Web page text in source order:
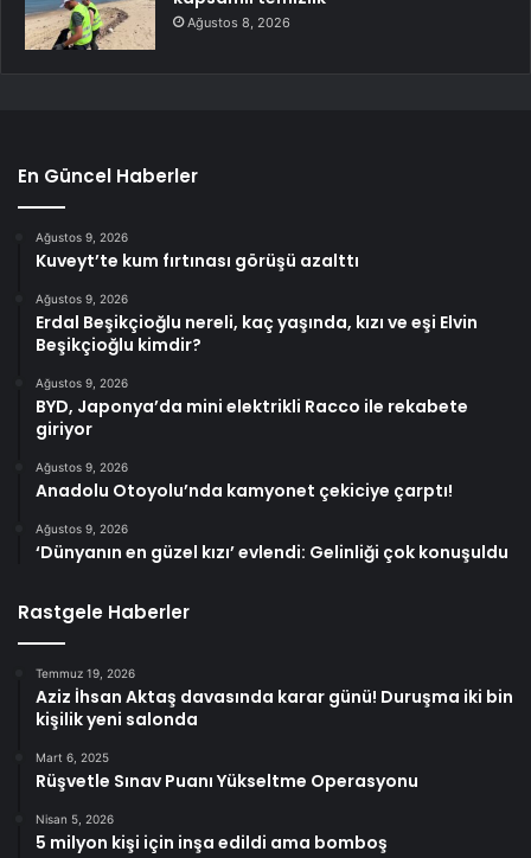
Ağustos 8, 2026
En Güncel Haberler
Ağustos 9, 2026
Kuveyt’te kum fırtınası görüşü azalttı
Ağustos 9, 2026
Erdal Beşikçioğlu nereli, kaç yaşında, kızı ve eşi Elvin
Beşikçioğlu kimdir?
Ağustos 9, 2026
BYD, Japonya’da mini elektrikli Racco ile rekabete
giriyor
Ağustos 9, 2026
Anadolu Otoyolu’nda kamyonet çekiciye çarptı!
Ağustos 9, 2026
‘Dünyanın en güzel kızı’ evlendi: Gelinliği çok konuşuldu
Rastgele Haberler
Temmuz 19, 2026
Aziz İhsan Aktaş davasında karar günü! Duruşma iki bin
kişilik yeni salonda
Mart 6, 2025
Rüşvetle Sınav Puanı Yükseltme Operasyonu
Nisan 5, 2026
5 milyon kişi için inşa edildi ama bomboş